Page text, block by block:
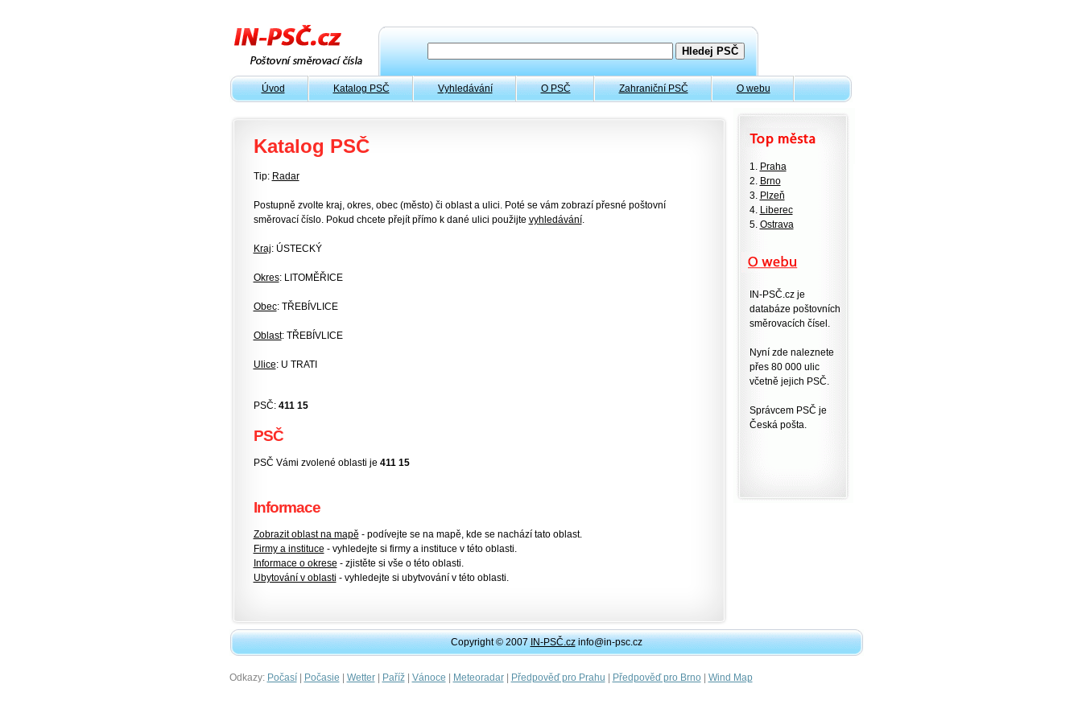
Úvod Katalog PSČ Vyhledávání O PSČ Zahraniční PSČ O webu
Katalog PSČ
Tip: Radar
Postupně zvolte kraj, okres, obec (město) či oblast a ulici. Poté se vám zobrazí přesné poštovní
směrovací číslo. Pokud chcete přejít přímo k dané ulici použijte vyhledávání.
Kraj: ÚSTECKÝ
Okres: LITOMĚŘICE
Obec: TŘEBÍVLICE
Oblast: TŘEBÍVLICE
Ulice: U TRATI
PSČ: 411 15
PSČ
PSČ Vámi zvolené oblasti je 411 15
Informace
Zobrazit oblast na mapě - podívejte se na mapě, kde se nachází tato oblast.
Firmy a instituce - vyhledejte si firmy a instituce v této oblasti.
Informace o okrese - zjistěte si vše o této oblasti.
Ubytování v oblasti - vyhledejte si ubytvování v této oblasti.
1. Praha
2. Brno
3. Plzeň
4. Liberec
5. Ostrava
IN-PSČ.cz je
databáze poštovních
směrovacích čísel.
Nyní zde naleznete
přes 80 000 ulic
včetně jejich PSČ.
Správcem PSČ je
Česká pošta.
Copyright © 2007IN-PSČ.czinfo@in-psc.cz
Odkazy: Počasí| Počasie | Wetter| Paříž| Vánoce | Meteoradar| Předpověď pro Prahu | Předpověď pro Brno| Wind Map